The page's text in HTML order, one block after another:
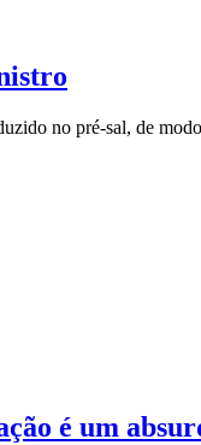
no pré-sal, de
é um